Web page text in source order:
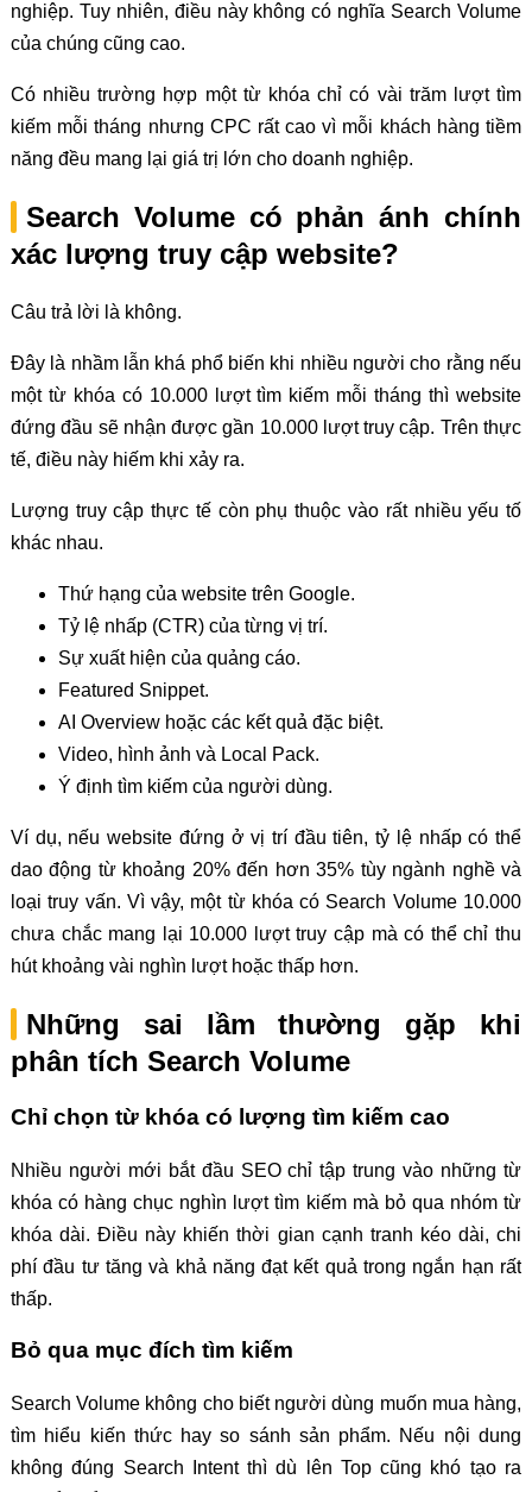
nghiệp. Tuy nhiên, điều này không có nghĩa Search Volume
của chúng cũng cao.
Có nhiều trường hợp một từ khóa chỉ có vài trăm lượt tìm
kiếm mỗi tháng nhưng CPC rất cao vì mỗi khách hàng tiềm
năng đều mang lại giá trị lớn cho doanh nghiệp.
Search Volume có phản ánh chính
xác lượng truy cập website?
Câu trả lời là không.
Đây là nhầm lẫn khá phổ biến khi nhiều người cho rằng nếu
một từ khóa có 10.000 lượt tìm kiếm mỗi tháng thì website
đứng đầu sẽ nhận được gần 10.000 lượt truy cập. Trên thực
tế, điều này hiếm khi xảy ra.
Lượng truy cập thực tế còn phụ thuộc vào rất nhiều yếu tố
khác nhau.
Thứ hạng của website trên Google.
Tỷ lệ nhấp (CTR) của từng vị trí.
Sự xuất hiện của quảng cáo.
Featured Snippet.
AI Overview hoặc các kết quả đặc biệt.
Video, hình ảnh và Local Pack.
Ý định tìm kiếm của người dùng.
Ví dụ, nếu website đứng ở vị trí đầu tiên, tỷ lệ nhấp có thể
dao động từ khoảng 20% đến hơn 35% tùy ngành nghề và
loại truy vấn. Vì vậy, một từ khóa có Search Volume 10.000
chưa chắc mang lại 10.000 lượt truy cập mà có thể chỉ thu
hút khoảng vài nghìn lượt hoặc thấp hơn.
Những sai lầm thường gặp khi
phân tích Search Volume
Chỉ chọn từ khóa có lượng tìm kiếm cao
Nhiều người mới bắt đầu SEO chỉ tập trung vào những từ
khóa có hàng chục nghìn lượt tìm kiếm mà bỏ qua nhóm từ
khóa dài. Điều này khiến thời gian cạnh tranh kéo dài, chi
phí đầu tư tăng và khả năng đạt kết quả trong ngắn hạn rất
thấp.
Bỏ qua mục đích tìm kiếm
Search Volume không cho biết người dùng muốn mua hàng,
tìm hiểu kiến thức hay so sánh sản phẩm. Nếu nội dung
không đúng Search Intent thì dù lên Top cũng khó tạo ra